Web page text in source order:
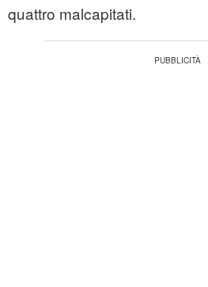
quattro malcapitati.